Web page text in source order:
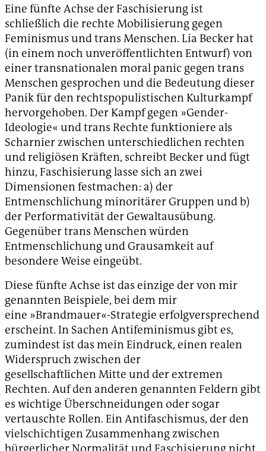
Eine fünfte Achse der Faschisierung ist
schließlich die rechte Mobilisierung gegen
Feminismus und trans Menschen. Lia Becker hat
(in einem noch unveröffentlichten Entwurf) von
einer transnationalen moral panic gegen trans
Menschen gesprochen und die Bedeutung dieser
Panik für den rechtspopulistischen Kulturkampf
hervorgehoben. Der Kampf gegen »Gender-
Ideologie« und trans Rechte funktioniere als
Scharnier zwischen unterschiedlichen rechten
und religiösen Kräften, schreibt Becker und fügt
hinzu, Faschisierung lasse sich an zwei
Dimensionen festmachen: a) der
Entmenschlichung minoritärer Gruppen und b)
der Performativität der Gewaltausübung.
Gegenüber trans Menschen würden
Entmenschlichung und Grausamkeit auf
besondere Weise eingeübt.
Diese fünfte Achse ist das einzige der von mir
genannten Beispiele, bei dem mir
eine »Brandmauer«-Strategie erfolgversprechend
erscheint. In Sachen Antifeminismus gibt es,
zumindest ist das mein Eindruck, einen realen
Widerspruch zwischen der
gesellschaftlichen Mitte und der extremen
Rechten. Auf den anderen genannten Feldern gibt
es wichtige Überschneidungen oder sogar
vertauschte Rollen. Ein Antifaschismus, der den
vielschichtigen Zusammenhang zwischen